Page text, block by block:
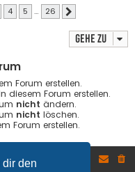
dir den
4 5 … 26
Gehe zu
Forum erstellen.
diesem Forum erstellen.
nicht ändern.
nicht löschen.
Forum erstellen.